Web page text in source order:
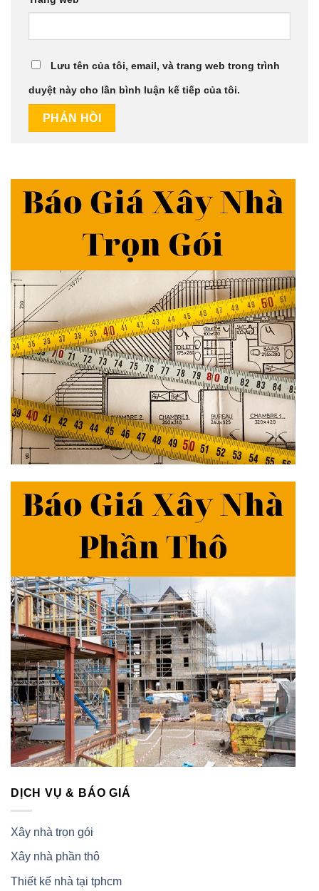
Lưu tên của tôi, email, và trang web trong trình
duyệt này cho lần bình luận kế tiếp của tôi.
DỊCH VỤ & BÁO GIÁ
Xây nhà trọn gói
Xây nhà phần thô
Thiết kế nhà tại tphcm